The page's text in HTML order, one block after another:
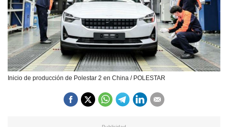
Inicio de producción de Polestar 2 en China / POLESTAR